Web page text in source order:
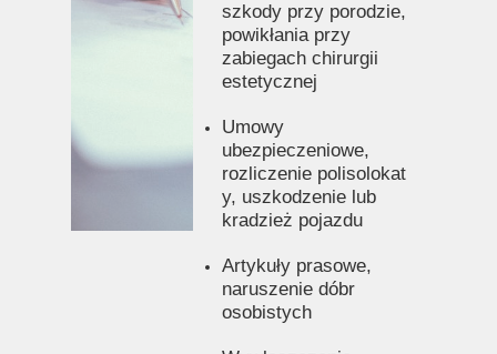
szkody przy porodzie,
powikłania przy
zabiegach chirurgii
estetycznej
Umowy
ubezpieczeniowe,
rozliczenie polisolokat
y, uszkodzenie lub
kradzież pojazdu
Artykuły prasowe,
naruszenie dóbr
osobistych